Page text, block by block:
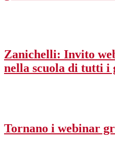
Zanichelli: Invito
nella scuola di tutti i
Tornano i webinar